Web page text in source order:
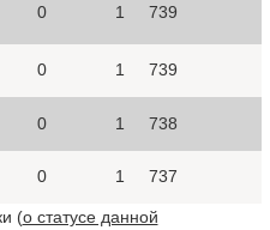
0 1 739
0 1 739
0 1 738
0 1 737
(о статусе данной